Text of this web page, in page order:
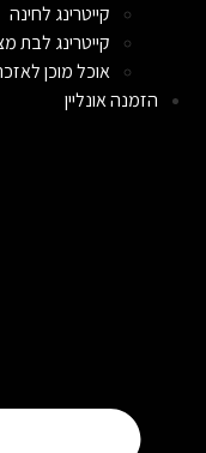
קייטרינג לחינה
קייטרינג לבת
אוכל מוכן לאזכרות
הזמנה אונליין